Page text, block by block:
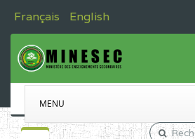
Français English
MENU